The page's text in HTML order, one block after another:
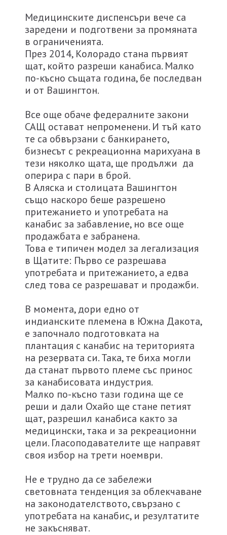
Медицинските диспенсъри вече са
заредени и подготвени за промяната
в ограниченията.
През 2014, Колорадо стана първият
щат, който разреши канабиса. Малко
по-късно същата година, бе последван
и от Вашингтон.
Все още обаче федералните закони
САЩ остават непроменени. И тъй като
те са обвързани с банкирането,
бизнесът с рекреационна марихуана в
тези няколко щата, ще продължи да
оперира с пари в брой.
В Аляска и столицата Вашингтон
също наскоро беше разрешено
притежанието и употребата на
канабис за забавление, но все още
продажбата е забранена.
Това е типичен модел за легализация
в Щатите: Първо се разрешава
употребата и притежанието, а едва
след това се разрешават и продажби.
В момента, дори едно от
индианските племена в Южна Дакота,
е започнало подготовката на
плантация с канабис на територията
на резервата си. Така, те биха могли
да станат първото племе със принос
за канабисовата индустрия.
Малко по-късно тази година ще се
реши и дали Охайо ще стане петият
щат, разрешил канабиса както за
медицински, така и за рекреационни
цели. Гласоподавателите ще направят
своя избор на трети ноември.
Не е трудно да се забележи
световната тенденция за облекчаване
на законодателството, свързано с
употребата на канабис, и резултатите
не закъсняват.